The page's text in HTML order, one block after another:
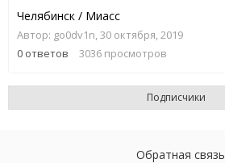
Челябинск / Миасс
Автор: go0dv1n,30 октября, 2019
0 ответов 3036 просмотров
Подписчики
Обратная связь